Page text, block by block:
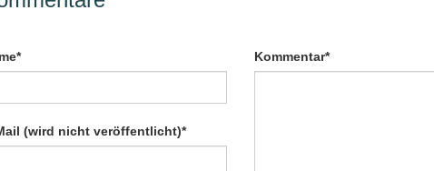
*
(wird nicht veröffentlicht)*
Pflichtfeld
Kommentar*